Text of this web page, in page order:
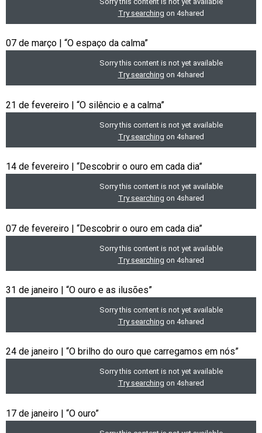
07 de março | “O espaço da calma”
21 de fevereiro | “O silêncio e a calma”
14 de fevereiro | “Descobrir o ouro em cada dia”
07 de fevereiro | “Descobrir o ouro em cada dia”
31 de janeiro | “O ouro e as ilusões”
24 de janeiro | “O brilho do ouro que carregamos em nós”
17 de janeiro | “O ouro”